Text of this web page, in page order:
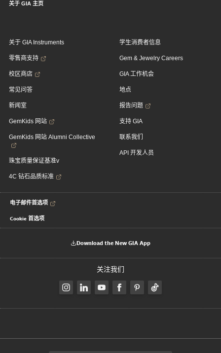
关于 GIA 主页
关于 GIA Instruments
零售商支持
校区商店
常见问答
新闻室
GemKids 网站
GemKids 网站 Alumni Collective
珠宝质量保证基准v
4C 钻石品质标准
学生消费者信息
Gem & Jewelry Careers
GIA 工作机会
地点
报告问题
支持 GIA
联系我们
API 开发人员
电子邮件首选项
Cookie 首选项
Download the New GIA App
关注我们